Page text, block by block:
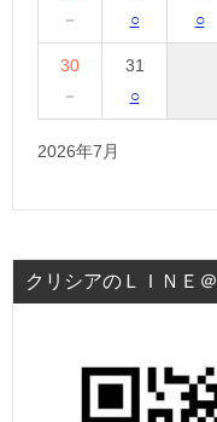
－
○
○
30
－
31
○
2026年7月
クリシアのＬＩＮＥ